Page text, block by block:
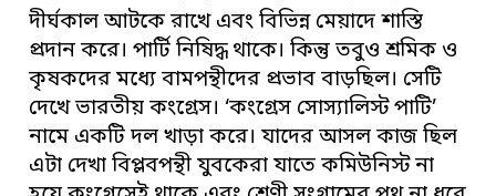
দীর্ঘকাল আটকে রাখে এবং বিভিন্ন মেয়াদে শাস্তি
প্রদান করে। পার্টি নিষিদ্ধ থাকে। কিন্তু তবুও শ্রমিক ও
কৃষকদের মধ্যে বামপন্থীদের প্রভাব বাড়ছিল। সেটি
দেখে ভারতীয় কংগ্রেস। ‘কংগ্রেস সোস্যালিস্ট পাটি’
নামে একটি দল খাড়া করে। যাদের আসল কাজ ছিল
এটা দেখা বিপ্লবপন্থী যুবকেরা যাতে কমিউনিস্ট না